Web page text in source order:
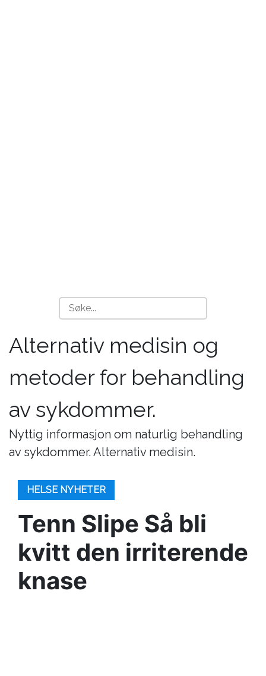
Alternativ medisin og
metoder for behandling
av sykdommer.
Nyttig informasjon om naturlig behandling
av sykdommer. Alternativ medisin.
HELSE NYHETER
Tenn Slipe Så bli
kvitt den irriterende
knase